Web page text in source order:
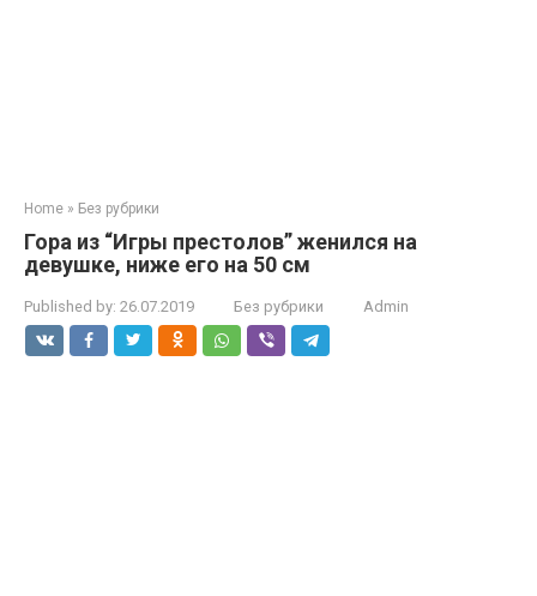
Home » Без рубрики
Гора из “Игры престолов” женился на
девушке, ниже его на 50 см
Published by: 26.07.2019 Без рубрики Admin